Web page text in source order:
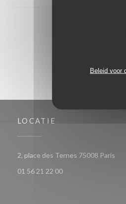
Beleid voor
LOCATIE
2, place des Ternes 75008 Paris
01 56 21 22 00